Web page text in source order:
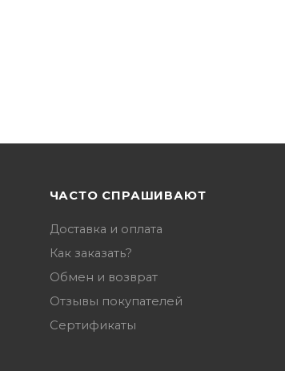
ЧАСТО СПРАШИВАЮТ
Доставка и оплата
Как заказать?
Обмен и возврат
Отзывы покупателей
Сертификаты